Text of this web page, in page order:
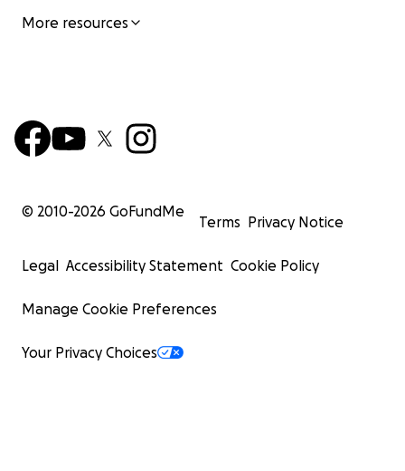
More resources
© 2010-2026 GoFundMe
Terms Privacy Notice
Legal Accessibility Statement Cookie Policy
Manage Cookie Preferences
Your Privacy Choices